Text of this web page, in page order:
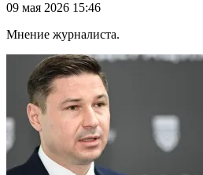
09 мая 2026 15:46
Мнение журналиста.